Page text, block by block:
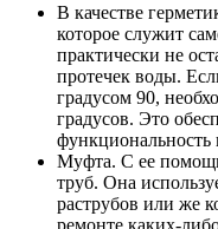
В качестве
которое служит
практически не
протечек воды.
градусом 90,
градусов. Это
функциональность
Муфта. С ее
труб. Она
раструбов или же
ремонте каких-